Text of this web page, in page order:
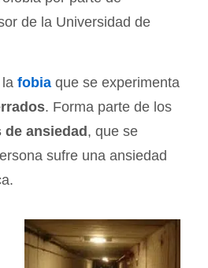
de la Universidad de
fobia que se experimenta
. Forma parte de los
ansiedad, que se
sufre una ansiedad